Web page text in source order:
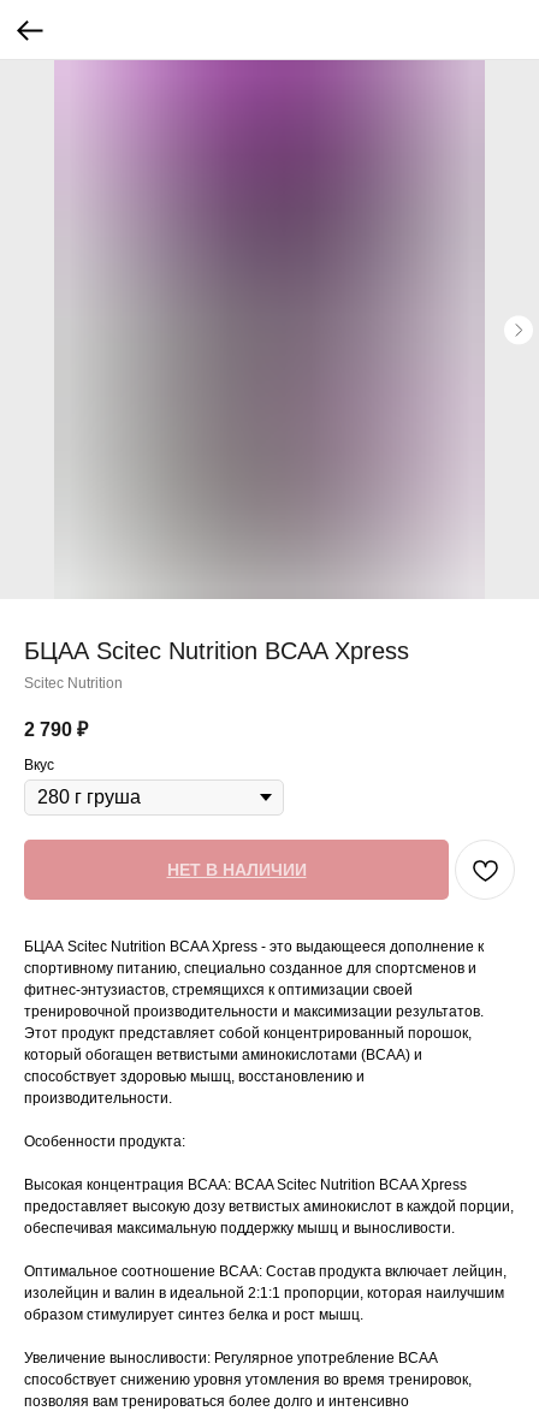
БЦАА Scitec Nutrition BCAA Xpress
Scitec Nutrition
2 790 ₽
Вкус
НЕТ В НАЛИЧИИ
БЦАА Scitec Nutrition BCAA Xpress - это выдающееся дополнение к
спортивному питанию, специально созданное для спортсменов и
фитнес-энтузиастов, стремящихся к оптимизации своей
тренировочной производительности и максимизации результатов.
Этот продукт представляет собой концентрированный порошок,
который обогащен ветвистыми аминокислотами (BCAA) и
способствует здоровью мышц, восстановлению и
производительности.
Особенности продукта:
Высокая концентрация BCAA: BCAA Scitec Nutrition BCAA Xpress
предоставляет высокую дозу ветвистых аминокислот в каждой порции,
обеспечивая максимальную поддержку мышц и выносливости.
Оптимальное соотношение BCAA: Состав продукта включает лейцин,
изолейцин и валин в идеальной 2:1:1 пропорции, которая наилучшим
образом стимулирует синтез белка и рост мышц.
Увеличение выносливости: Регулярное употребление BCAA
способствует снижению уровня утомления во время тренировок,
позволяя вам тренироваться более долго и интенсивно